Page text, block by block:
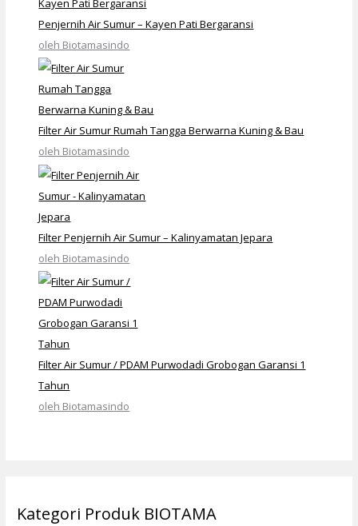
Penjernih Air Sumur – Kayen Pati Bergaransi
oleh Biotamasindo
Filter Air Sumur Rumah Tangga Berwarna Kuning & Bau
oleh Biotamasindo
Filter Penjernih Air Sumur – Kalinyamatan Jepara
oleh Biotamasindo
Filter Air Sumur / PDAM Purwodadi Grobogan Garansi 1
Tahun
oleh Biotamasindo
Kategori Produk BIOTAMA